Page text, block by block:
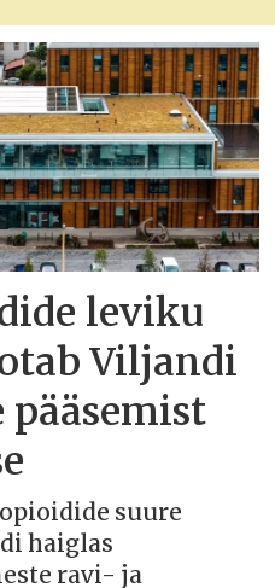
leviku
Viljandi
suure
haiglas
ravi- ja